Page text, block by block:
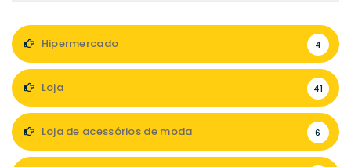
Hipermercado 4
Loja 41
Loja de acessórios de moda 6